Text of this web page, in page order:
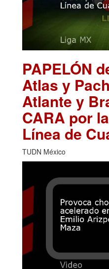
PAPELÓN
Atlas y
Atlante y
CARA por
Línea de
TUDN México